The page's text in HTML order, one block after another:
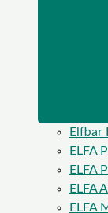
Elfbar
ELFA
ELFA
ELFA
ELFA